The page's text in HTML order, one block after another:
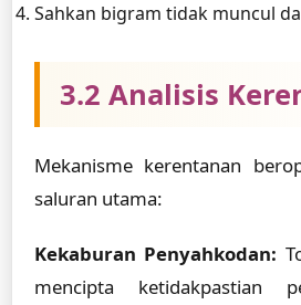
Sahkan bigram tidak muncul
3.2 Analisis
Mekanisme kerentanan
saluran utama:
Kekaburan Penyahkodan:
mencipta ketidakpastian